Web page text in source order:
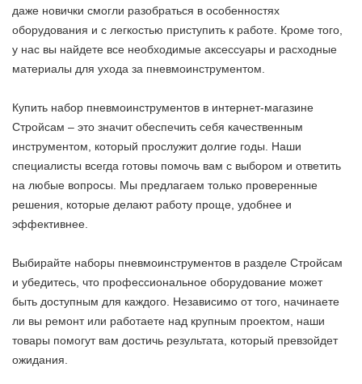
даже новички смогли разобраться в особенностях
оборудования и с легкостью приступить к работе. Кроме того,
у нас вы найдете все необходимые аксессуары и расходные
материалы для ухода за пневмоинструментом.
Купить набор пневмоинструментов в интернет-магазине
Стройсам – это значит обеспечить себя качественным
инструментом, который прослужит долгие годы. Наши
специалисты всегда готовы помочь вам с выбором и ответить
на любые вопросы. Мы предлагаем только проверенные
решения, которые делают работу проще, удобнее и
эффективнее.
Выбирайте наборы пневмоинструментов в разделе Стройсам
и убедитесь, что профессиональное оборудование может
быть доступным для каждого. Независимо от того, начинаете
ли вы ремонт или работаете над крупным проектом, наши
товары помогут вам достичь результата, который превзойдет
ожидания.